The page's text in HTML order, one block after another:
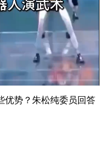
势？朱松纯委员回答